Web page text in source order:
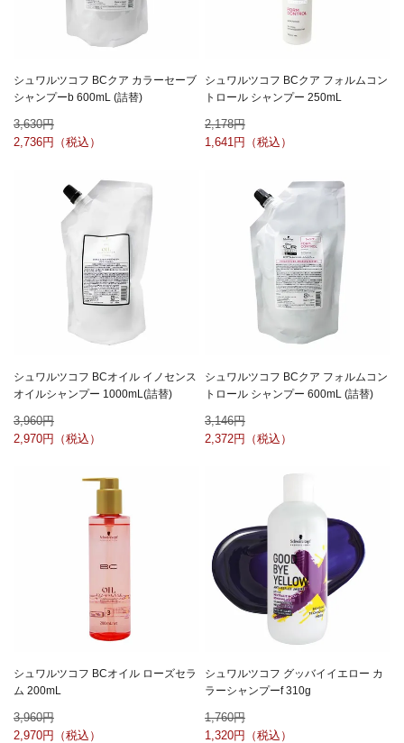
シュワルツコフ BCクア カラーセーブ
シャンプーb 600mL (詰替)
3,630
2,736
シュワルツコフ BCクア フォルムコン
トロール シャンプー 250mL
2,178
1,641
シュワルツコフ BCオイル イノセンス
オイルシャンプー 1000mL(詰替)
3,960
2,970
シュワルツコフ BCクア フォルムコン
トロール シャンプー 600mL (詰替)
3,146
2,372
シュワルツコフ BCオイル ローズセラ
ム 200mL
3,960
2,970
シュワルツコフ グッバイイエロー カ
ラーシャンプーf 310g
1,760
1,320